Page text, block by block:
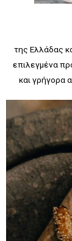
της Ελλάδας
επιλεγμένα
και γρήγορα